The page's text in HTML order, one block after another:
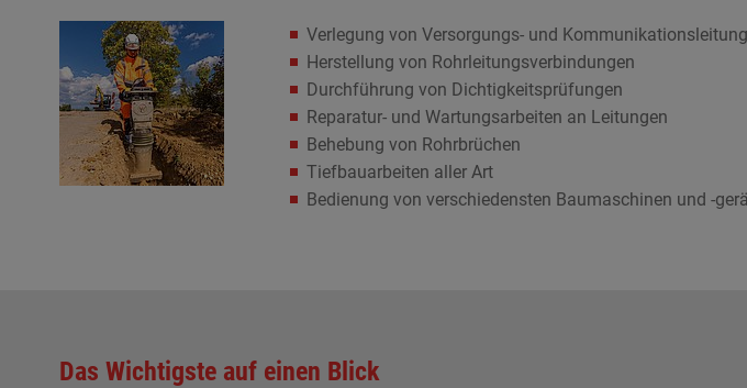
Verlegung von Versorgungs- und
Herstellung von Rohrleitungsverbindungen
Durchführung von Dichtigkeitsprüfungen
Reparatur- und Wartungsarbeiten an Leitungen
Behebung von Rohrbrüchen
Tiefbauarbeiten aller Art
Bedienung von verschiedensten Baumaschinen und -
Das Wichtigste auf einen Blick